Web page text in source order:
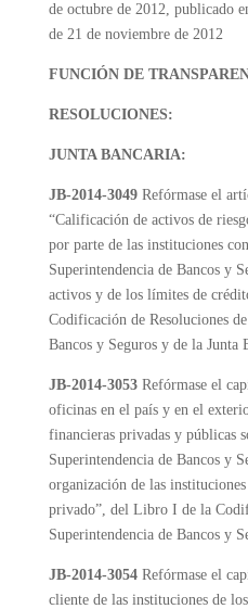
de octubre de 2012, publicado
de 21 de noviembre de 2012
FUNCIÓN DE
RESOLUCIONES:
JUNTA BANCARIA:
JB-2014-3049 Refórmase el
“Calificación de activos de
por parte de las instituciones
Superintendencia de Bancos y
activos y de los límites de
Codificación de Resoluciones
Bancos y Seguros y de la Junta
JB-2014-3053 Refórmase el
oficinas en el país y en el
financieras privadas y públicas
Superintendencia de Bancos y
organización de las
privado”, del Libro I de la
Superintendencia de Bancos y
JB-2014-3054Refórmase el
cliente de las instituciones de